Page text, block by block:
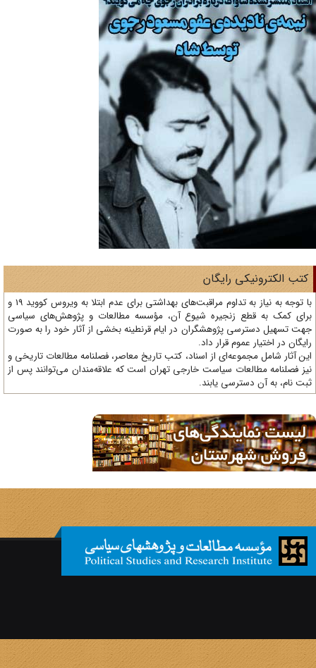
الکترونیکی رایگان
با توجه به نیاز به تداوم مراقبت‌های بهداشتی برای عدم ابتلا به ویروس کووید 19 و
کمک به قطع زنجیره شیوع آن، مؤسسه مطالعات و پژوهش‌های سیاسی
تسهیل دسترسی پژوهشگران در ایام قرنطینه بخشی از آثار خود را به صورت
در اختیار عموم قرار داد.
آثار شامل مجموعه‌ای از اسناد، کتب تاریخ معاصر، فصلنامه‌ مطالعات تاریخی و
فصلنامه مطالعات سیاست خارجی تهران است که علاقه‌مندان می‌توانند پس از
نام، به آن دسترسی یابند.